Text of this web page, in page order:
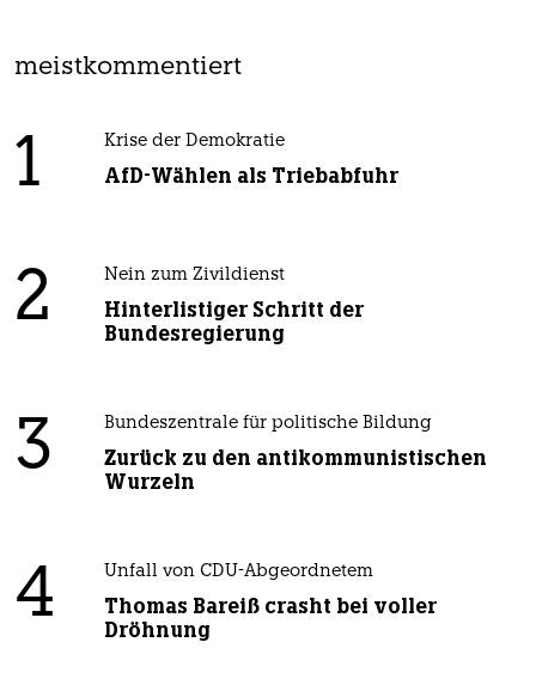
meistkommentiert
1 Krise der Demokratie
AfD-Wählen als Triebabfuhr
2 Nein zum Zivildienst
Hinterlistiger Schritt der
Bundesregierung
3 Bundeszentrale für politische Bildung
Zurück zu den antikommunistischen
Wurzeln
4 Unfall von CDU-Abgeordnetem
Thomas Bareiß crasht bei voller
Dröhnung